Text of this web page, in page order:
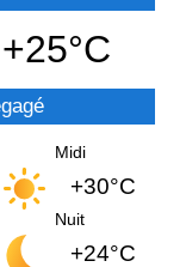
+25°C
Midi
+30°C
Nuit
+24°C